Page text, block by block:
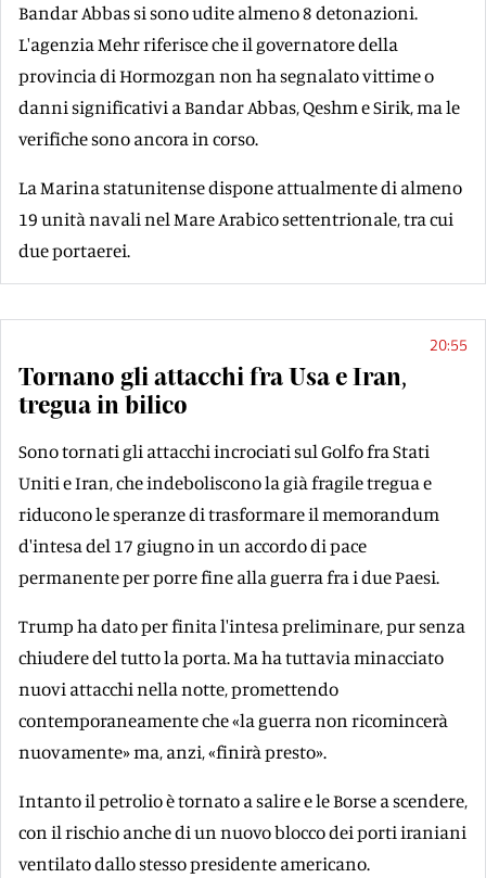
Bandar Abbas si sono udite almeno 8 detonazioni.
L'agenzia Mehr riferisce che il governatore della
provincia di Hormozgan non ha segnalato vittime o
danni significativi a Bandar Abbas, Qeshm e Sirik, ma le
verifiche sono ancora in corso.
La Marina statunitense dispone attualmente di almeno
19 unità navali nel Mare Arabico settentrionale, tra cui
due portaerei.
20:55
Tornano gli attacchi fra Usa e Iran,
tregua in bilico
Sono tornati gli attacchi incrociati sul Golfo fra Stati
Uniti e Iran, che indeboliscono la già fragile tregua e
riducono le speranze di trasformare il memorandum
d'intesa del 17 giugno in un accordo di pace
permanente per porre fine alla guerra fra i due Paesi.
Trump ha dato per finita l'intesa preliminare, pur senza
chiudere del tutto la porta. Ma ha tuttavia minacciato
nuovi attacchi nella notte, promettendo
contemporaneamente che «la guerra non ricomincerà
nuovamente» ma, anzi, «finirà presto».
Intanto il petrolio è tornato a salire e le Borse a scendere,
con il rischio anche di un nuovo blocco dei porti iraniani
ventilato dallo stesso presidente americano.